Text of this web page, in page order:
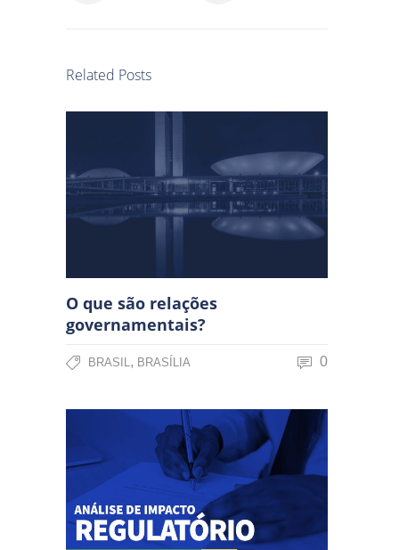
Related Posts
O que são relações
governamentais?
BRASIL, BRASÍLIA 0